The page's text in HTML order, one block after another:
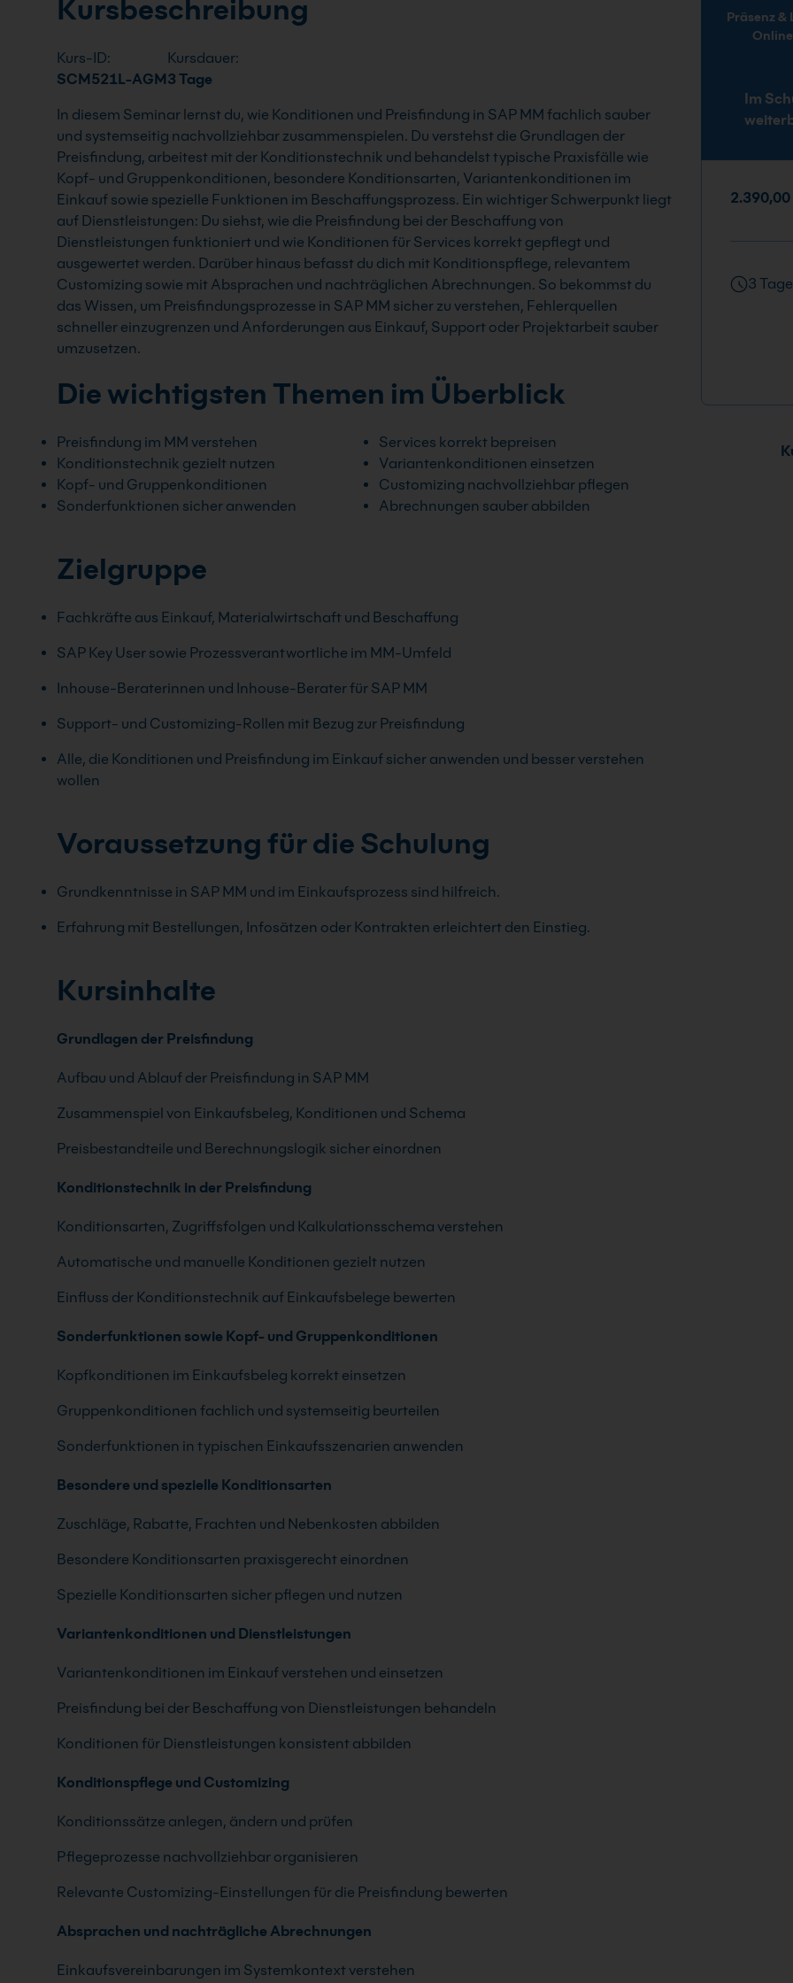
Präsenz & Live-
Online
Im
2.390,00
3 Tage
Kursbeschreibung
Kurs-ID:
SCM521L-AGM
Kursdauer:
3 Tage
In diesem Seminar lernst du, wie Konditionen und Preisfindung in SAP MM fachlich sauber
und systemseitig nachvollziehbar zusammenspielen. Du verstehst die Grundlagen der
Preisfindung, arbeitest mit der Konditionstechnik und behandelst typische Praxisfälle wie
Kopf- und Gruppenkonditionen, besondere Konditionsarten, Variantenkonditionen im
Einkauf sowie spezielle Funktionen im Beschaffungsprozess. Ein wichtiger Schwerpunkt liegt
auf Dienstleistungen: Du siehst, wie die Preisfindung bei der Beschaffung von
Dienstleistungen funktioniert und wie Konditionen für Services korrekt gepflegt und
ausgewertet werden. Darüber hinaus befasst du dich mit Konditionspflege, relevantem
Customizing sowie mit Absprachen und nachträglichen Abrechnungen. So bekommst du
das Wissen, um Preisfindungsprozesse in SAP MM sicher zu verstehen, Fehlerquellen
schneller einzugrenzen und Anforderungen aus Einkauf, Support oder Projektarbeit sauber
umzusetzen.
Die wichtigsten Themen im Überblick
Preisfindung im MM verstehen
Konditionstechnik gezielt nutzen
Kopf- und Gruppenkonditionen
Sonderfunktionen sicher anwenden
Services korrekt bepreisen
Variantenkonditionen einsetzen
Customizing nachvollziehbar pflegen
Abrechnungen sauber abbilden
Zielgruppe
Fachkräfte aus Einkauf, Materialwirtschaft und Beschaffung
SAP Key User sowie Prozessverantwortliche im MM-Umfeld
Inhouse-Beraterinnen und Inhouse-Berater für SAP MM
Support- und Customizing-Rollen mit Bezug zur Preisfindung
Alle, die Konditionen und Preisfindung im Einkauf sicher anwenden und besser verstehen
wollen
Voraussetzung für die Schulung
Grundkenntnisse in SAP MM und im Einkaufsprozess sind hilfreich.
Erfahrung mit Bestellungen, Infosätzen oder Kontrakten erleichtert den Einstieg.
Kursinhalte
Grundlagen der Preisfindung
Aufbau und Ablauf der Preisfindung in SAP MM
Zusammenspiel von Einkaufsbeleg, Konditionen und Schema
Preisbestandteile und Berechnungslogik sicher einordnen
Konditionstechnik in der Preisfindung
Konditionsarten, Zugriffsfolgen und Kalkulationsschema verstehen
Automatische und manuelle Konditionen gezielt nutzen
Einfluss der Konditionstechnik auf Einkaufsbelege bewerten
Sonderfunktionen sowie Kopf- und Gruppenkonditionen
Kopfkonditionen im Einkaufsbeleg korrekt einsetzen
Gruppenkonditionen fachlich und systemseitig beurteilen
Sonderfunktionen in typischen Einkaufsszenarien anwenden
Besondere und spezielle Konditionsarten
Zuschläge, Rabatte, Frachten und Nebenkosten abbilden
Besondere Konditionsarten praxisgerecht einordnen
Spezielle Konditionsarten sicher pflegen und nutzen
Variantenkonditionen und Dienstleistungen
Variantenkonditionen im Einkauf verstehen und einsetzen
Preisfindung bei der Beschaffung von Dienstleistungen behandeln
Konditionen für Dienstleistungen konsistent abbilden
Konditionspflege und Customizing
Konditionssätze anlegen, ändern und prüfen
Pflegeprozesse nachvollziehbar organisieren
Relevante Customizing-Einstellungen für die Preisfindung bewerten
Absprachen und nachträgliche Abrechnungen
Einkaufsvereinbarungen im Systemkontext verstehen